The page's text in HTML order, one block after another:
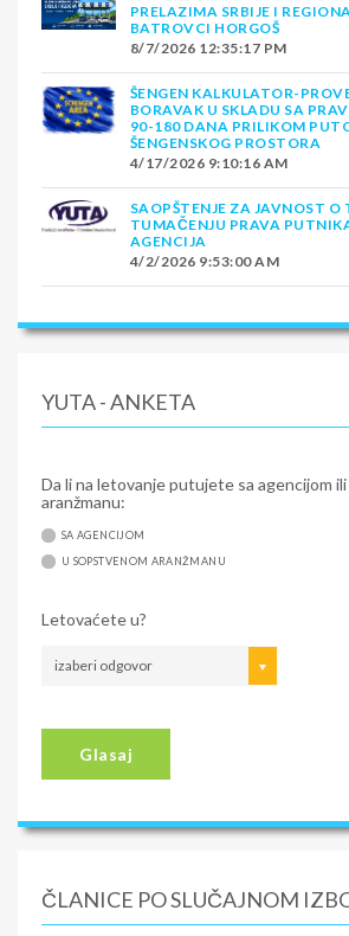
PRELAZIMA SRBIJE I
BATROVCI HORGOŠ
8/7/2026 12:35:17 PM
ŠENGEN KALKULATOR-
BORAVAK U SKLADU SA
90-180 DANA PRILIKOM
ŠENGENSKOG PROSTORA
4/17/2026 9:10:16 AM
SAOPŠTENJE ZA JAVNOST O
TUMAČENJU PRAVA
AGENCIJA
4/2/2026 9:53:00 AM
YUTA - ANKETA
Da li na letovanje putujete sa agencijom
aranžmanu:
SA AGENCIJOM
U SOPSTVENOM ARANŽMANU
Letovaćete u?
izaberi odgovor
Glasaj
ČLANICE PO SLUČAJNOM